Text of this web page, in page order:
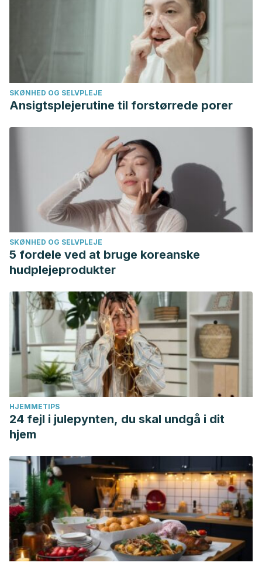
Front Psychol. 2015;6:1657.
Published 2015 Nov 3. doi:10.3389/fpsyg.2015.01657
SKØNHED OG SELVPLEJE
Ansigtsplejerutine til forstørrede porer
SKØNHED OG SELVPLEJE
5 fordele ved at bruge koreanske
hudplejeprodukter
HJEMMETIPS
24 fejl i julepynten, du skal undgå i dit
hjem